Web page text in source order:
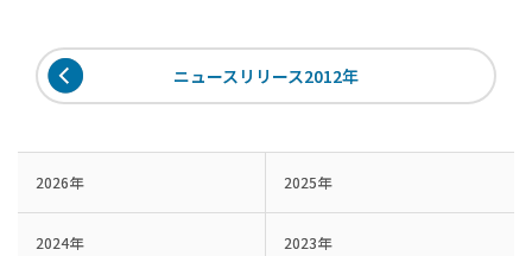
ニュースリリース2012年
2026年 2025年
2024年 2023年